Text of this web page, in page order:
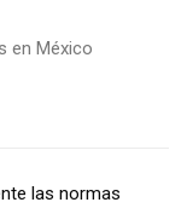
en México
las normas